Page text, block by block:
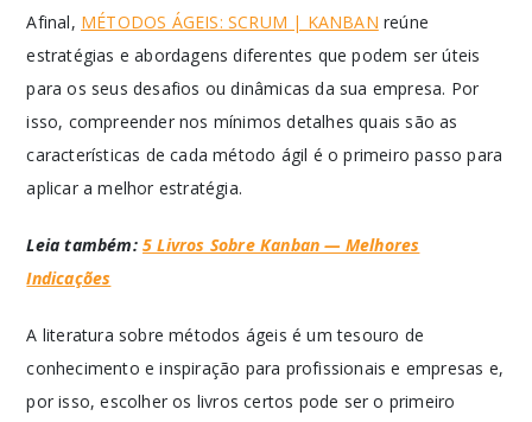
Afinal, MÉTODOS ÁGEIS: SCRUM | KANBAN reúne
estratégias e abordagens diferentes que podem ser úteis
para os seus desafios ou dinâmicas da sua empresa. Por
isso, compreender nos mínimos detalhes quais são as
características de cada método ágil é o primeiro passo para
aplicar a melhor estratégia.
Leia também:5 Livros Sobre Kanban — Melhores
Indicações
A literatura sobre métodos ágeis é um tesouro de
conhecimento e inspiração para profissionais e empresas e,
por isso, escolher os livros certos pode ser o primeiro